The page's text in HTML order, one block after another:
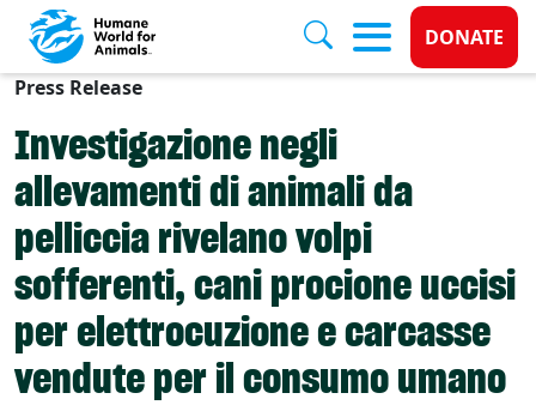
Skip to main content
Donate
DONATE
Press Release
Investigazione negli
allevamenti di animali da
pelliccia rivelano volpi
sofferenti, cani procione uccisi
per elettrocuzione e carcasse
vendute per il consumo umano